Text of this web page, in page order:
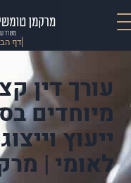
דף
עורך דין
מיוחדים
ייעוץ
לאומי |